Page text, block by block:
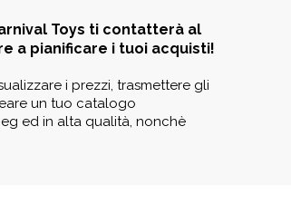
Toys ti contatterà al
a pianificare i tuoi acquisti!
i prezzi, trasmettere gli
un tuo catalogo
ed in alta qualità, nonchè